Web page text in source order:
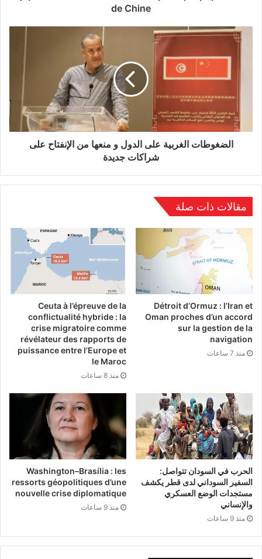
الباب أمام عودة الحكم المدني، لكنها لا توضّح ما إذا
كان دومبويا نفسه سيسمح له بالترشح للانتخابات
الرئاسية المقبلة.ويشار إلى أن الميثاق الانتقالي الذي
وضع عقب الانقلاب نص على عدم أحقية أي من قادة
المجلس العسكري أو أعضاء الحكومة في الترشح
للانتخابات الرئاسية.
de Chine
الضغوطات الغربية على الدول و منعها من الإنفتاح على
شراكات جديدة
مقالات ذات صلة
Détroit d’Ormuz : l’Iran et
Oman proches d’un accord
sur la gestion de la
navigation
منذ 7 ساعات
Ceuta à l’épreuve de la
conflictualité hybride : la
crise migratoire comme
révélateur des rapports de
puissance entre l’Europe et
le Maroc
منذ 8 ساعات
الحرب في السودان تتواصل:
السفير السوداني لدى قطر يكشف
مستجدات الوضع العسكري
والإنساني
منذ 9 ساعات
Washington–Brasília : les
ressorts géopolitiques d’une
nouvelle crise diplomatique
منذ 9 ساعات